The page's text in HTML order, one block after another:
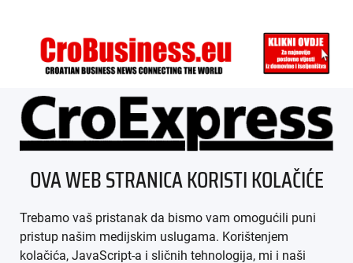
ÜBER UNS
IMPRESSUM
AGB
OVA WEB STRANICA KORISTI KOLAČIĆE
Trebamo vaš pristanak da bismo vam omogućili puni
pristup našim medijskim uslugama. Korištenjem
kolačića, JavaScript-a i sličnih tehnologija, mi i naši